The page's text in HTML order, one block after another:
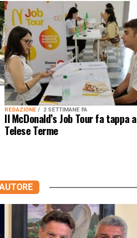
REDAZIONE 2 SETTIMANE FA
Il McDonald’s Job Tour fa tappa a
Telese Terme